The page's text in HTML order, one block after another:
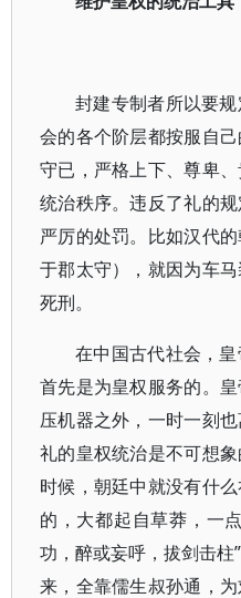
封建专制者所以要
会的各个阶层都按服自
守已，严格上下、尊卑
统治秩序。违反了礼的
严厉的处罚。比如汉代
于郡太守），就因为车
死刑。
在中国古代社会，
首先是为皇权服务的。
压机器之外，一时一刻
礼的皇权统治是不可想
时候，朝廷中就没有什
的，大都起自草莽，一
功，醉或妄呼，拔剑击
来，全靠儒生叔孙通，